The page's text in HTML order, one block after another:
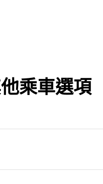
乘車選項